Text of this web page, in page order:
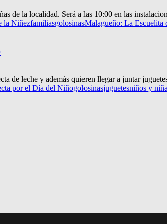
de la localidad. Será a las 10:00 en las
la NiñezfamiliasgolosinasMalagueño: La Escuelita
de leche y además quieren llegar a juntar
por el Día del Niñogolosinasjuguetesniños y